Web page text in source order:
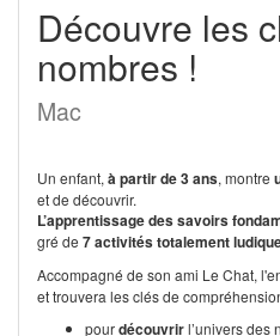
Découvre les
nombres !
Mac
Un enfant, à partir de 3 ans, montre
et de découvrir.
L’apprentissage des savoirs
gré de 7 activités totalement
Accompagné de son ami Le Chat,
et trouvera les clés de
pourdécouvrirl’univers des